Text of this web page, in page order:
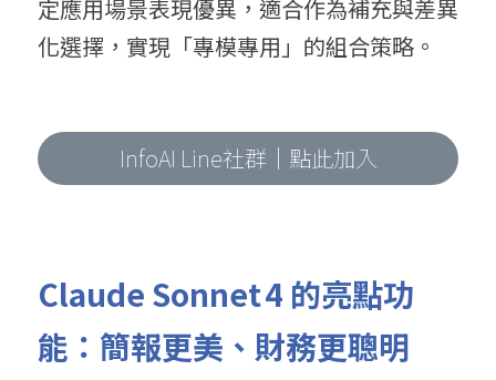
定應用場景表現優異，適合作為補充與差異
化選擇，實現「專模專用」的組合策略。
InfoAI Line社群｜點此加入
Claude Sonnet4 的亮點功
能：簡報更美、財務更聰明